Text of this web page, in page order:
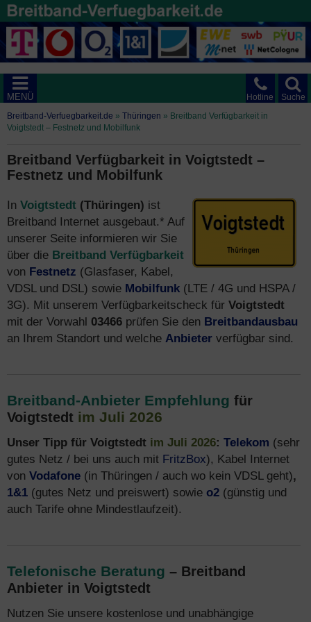
Suche
Hotline
MENÜ
Breitband-Verfuegbarkeit.de » Thüringen » Breitband Verfügbarkeit in
Voigtstedt – Festnetz und Mobilfunk
Breitband Verfügbarkeit in Voigtstedt –
Festnetz und Mobilfunk
In Voigtstedt (Thüringen) ist
Breitband Internet ausgebaut.* Auf
unserer Seite informieren wir Sie
über die Breitband Verfügbarkeit
von Festnetz (Glasfaser, Kabel,
VDSL und DSL) sowie Mobilfunk (LTE / 4G und HSPA /
3G). Mit unserem Verfügbarkeitscheck für Voigtstedt
mit der Vorwahl 03466 prüfen Sie den Breitbandausbau
an Ihrem Standort und welche Anbieter verfügbar sind.
Breitband-Anbieter Empfehlung für
Voigtstedt im Juli 2026
Unser Tipp für Voigtstedt im Juli 2026: Telekom (sehr
gutes Netz / bei uns auch mit FritzBox), Kabel Internet
von Vodafone (in Thüringen / auch wo kein VDSL geht),
1&1 (gutes Netz und preiswert) sowie o2 (günstig und
auch Tarife ohne Mindestlaufzeit).
Telefonische Beratung – Breitband
Anbieter in Voigtstedt
Nutzen Sie unsere kostenlose und unabhängige